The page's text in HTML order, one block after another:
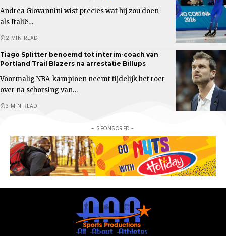
Andrea Giovannini wist precies wat hij zou doen
als Italië…
2 MIN READ
Tiago Splitter benoemd tot interim-coach van
Portland Trail Blazers na arrestatie Billups
Voormalig NBA-kampioen neemt tijdelijk het roer
over na schorsing van…
3 MIN READ
- SPONSORED -